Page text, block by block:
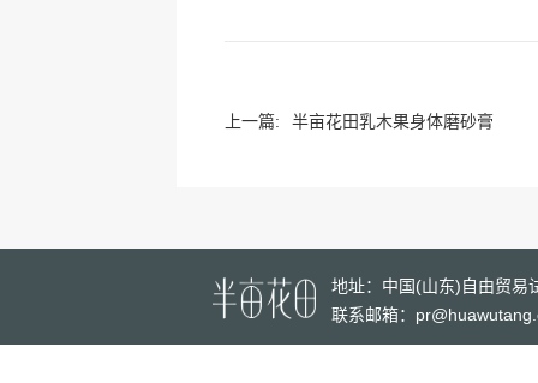
上一篇: 半亩花田乳木果身体磨砂膏
地址： 中国(山东)自由贸易
联系邮箱：